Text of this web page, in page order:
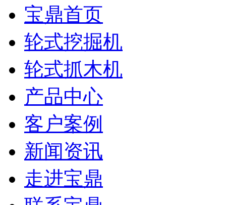
宝鼎首页
轮式挖掘机
轮式抓木机
产品中心
客户案例
新闻资讯
走进宝鼎